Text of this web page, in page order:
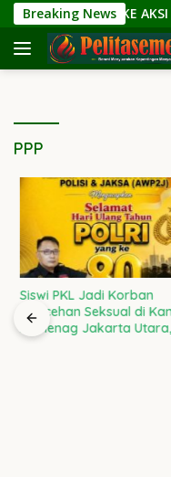
Langsung
ke
konten
Breaking News
NARASI KE AKSI NYATA
PPP
Siswi PKL Jadi Korban
Pelecehan Seksual di
Kemenag Jakarta Utara,